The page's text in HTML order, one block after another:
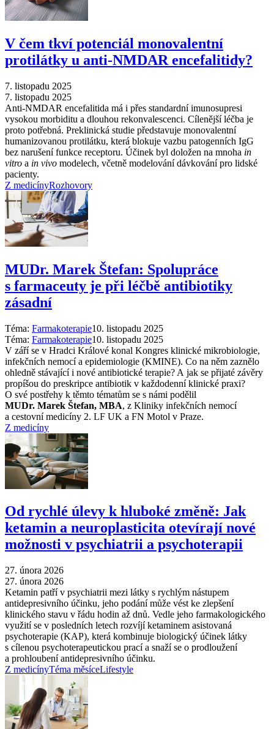
V čem tkví potenciál monovalentní
protilátky u anti-NMDAR encefalitidy?
7. listopadu 2025
7. listopadu 2025
Anti-NMDAR encefalitida má i přes standardní imunosupresi
vysokou morbiditu a dlouhou rekonvalescenci. Cílenější léčba je
proto potřebná. Preklinická studie představuje monovalentní
humanizovanou protilátku, která blokuje vazbu patogenních IgG
bez narušení funkce receptoru. Účinek byl doložen na mnoha in
vitro a in vivo modelech, včetně modelování dávkování pro lidské
pacienty.
Z medicínyRozhovory
MUDr. Marek Štefan: Spolupráce
s farmaceuty je při léčbě antibiotiky
zásadní
Téma: Farmakoterapie10. listopadu 2025
Téma: Farmakoterapie10. listopadu 2025
V září se v Hradci Králové konal Kongres klinické mikrobiologie,
infekčních nemocí a epidemiologie (KMINE). Co na něm zaznělo
ohledně stávající i nové antibiotické terapie? A jak se přijaté závěry
propíšou do preskripce antibiotik v každodenní klinické praxi?
O své postřehy k těmto tématům se s námi podělil
MUDr. Marek Štefan, MBA, z Kliniky infekčních nemocí
a cestovní medicíny 2. LF UK a FN Motol v Praze.
Z medicíny
Od rychlé úlevy k hluboké změně: Jak
ketamin a neuroplasticita otevírají nové
možnosti v psychiatrii a psychoterapii
27. února 2026
27. února 2026
Ketamin patří v psychiatrii mezi látky s rychlým nástupem
antidepresivního účinku, jeho podání může vést ke zlepšení
klinického stavu v řádu hodin až dnů. Vedle jeho farmakologického
využití se v posledních letech rozvíjí ketaminem asistovaná
psychoterapie (KAP), která kombinuje biologický účinek látky
s cílenou psychoterapeutickou prací a snaží se o prodloužení
a prohloubení antidepresivního účinku.
Z medicínyTéma měsíceLifestyle